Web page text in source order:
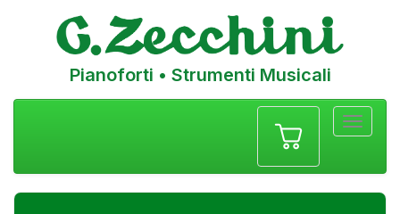
Pianoforti • Strumenti Musicali